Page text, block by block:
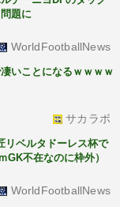
題に
WorldFootballNews
いことになるｗｗｗｗ
サカラボ
ベルタドーレス杯で
GK不在なのに枠外）
WorldFootballNews